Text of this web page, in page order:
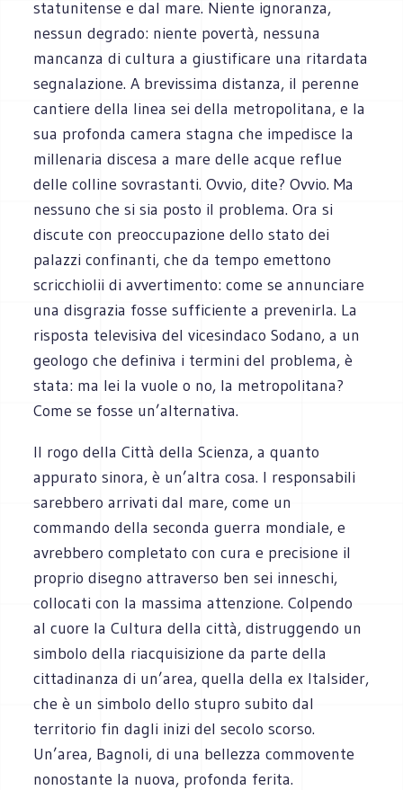
statunitense e dal mare. Niente ignoranza,
nessun degrado: niente povertà, nessuna
mancanza di cultura a giustificare una ritardata
segnalazione. A brevissima distanza, il perenne
cantiere della linea sei della metropolitana, e la
sua profonda camera stagna che impedisce la
millenaria discesa a mare delle acque reflue
delle colline sovrastanti. Ovvio, dite? Ovvio. Ma
nessuno che si sia posto il problema. Ora si
discute con preoccupazione dello stato dei
palazzi confinanti, che da tempo emettono
scricchiolii di avvertimento: come se annunciare
una disgrazia fosse sufficiente a prevenirla. La
risposta televisiva del vicesindaco Sodano, a un
geologo che definiva i termini del problema, è
stata: ma lei la vuole o no, la metropolitana?
Come se fosse un’alternativa.
Il rogo della Città della Scienza, a quanto
appurato sinora, è un’altra cosa. I responsabili
sarebbero arrivati dal mare, come un
commando della seconda guerra mondiale, e
avrebbero completato con cura e precisione il
proprio disegno attraverso ben sei inneschi,
collocati con la massima attenzione. Colpendo
al cuore la Cultura della città, distruggendo un
simbolo della riacquisizione da parte della
cittadinanza di un’area, quella della ex Italsider,
che è un simbolo dello stupro subito dal
territorio fin dagli inizi del secolo scorso.
Un’area, Bagnoli, di una bellezza commovente
nonostante la nuova, profonda ferita.